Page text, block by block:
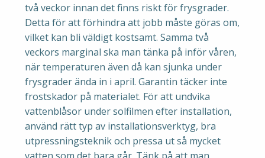
två veckor innan det finns riskt för frysgrader.
Detta för att förhindra att jobb måste göras om,
vilket kan bli väldigt kostsamt. Samma två
veckors marginal ska man tänka på inför våren,
när temperaturen även då kan sjunka under
frysgrader ända in i april. Garantin täcker inte
frostskador på materialet. För att undvika
vattenblåsor under solfilmen efter installation,
använd rätt typ av installationsverktyg, bra
utpressningsteknik och pressa ut så mycket